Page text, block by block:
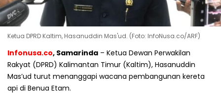
Ketua DPRD Kaltim, Hasanuddin Mas'ud. (Foto: InfoNusa.co/ARF)
Infonusa.co, Samarinda – Ketua Dewan Perwakilan
Rakyat (DPRD) Kalimantan Timur (Kaltim), Hasanuddin
Mas’ud turut menanggapi wacana pembangunan kereta
api di Benua Etam.